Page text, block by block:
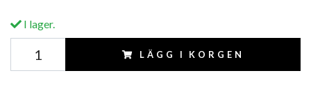
I lager.
LÄGG I KORGEN